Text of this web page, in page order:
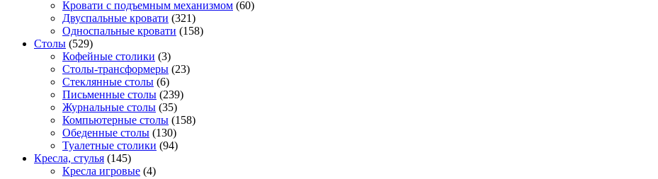
Кровати с подъемным механизмом (60)
Двуспальные кровати (321)
Односпальные кровати (158)
Столы (529)
Кофейные столики (3)
Столы-трансформеры (23)
Стеклянные столы (6)
Письменные столы (239)
Журнальные столы (35)
Компьютерные столы (158)
Обеденные столы (130)
Туалетные столики (94)
Кресла, стулья (145)
Кресла игровые (4)